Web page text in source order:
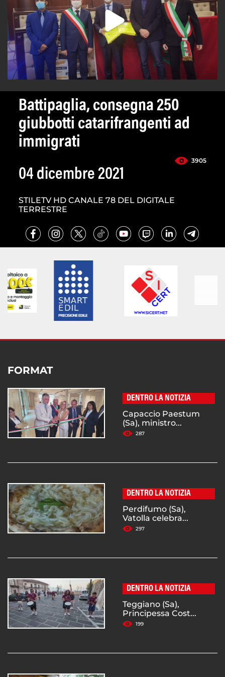
Battipaglia, consegna 250
giubbotti catarifrangenti ad
immigrati
3905
04 dicembre 2021
STILETV HD CANALE 78 DEL DIGITALE
TERRESTRE
FORMAT
DENTRO LA NOTIZIA
Capaccio Paestum
(Sa), ministro...
287
DENTRO LA NOTIZIA
Perdifumo (Sa),
Vatolla celebra...
297
DENTRO LA NOTIZIA
Teggiano (Sa),
Principessa Cost...
199